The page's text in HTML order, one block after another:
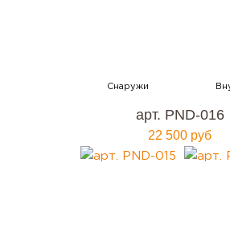
арт. PND-016
22 500 руб